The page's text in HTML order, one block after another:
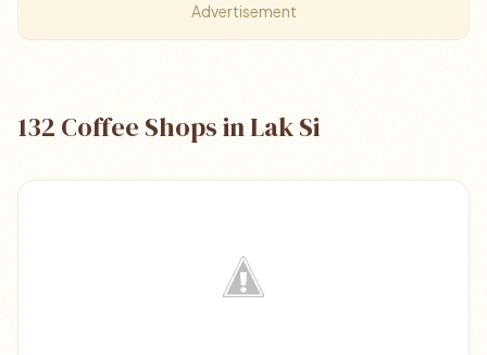
Advertisement
132 Coffee Shops in Lak Si